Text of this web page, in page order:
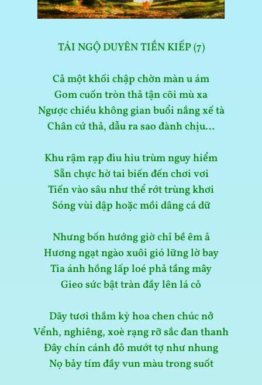
TÁI NGỘ DUYÊN TIỀN KIẾP (7)
Cả một khối chập chờn màn u ám
Gom cuốn tròn thả tận cõi mù xa
Ngược chiều không gian buổi nắng xế tà
Chân cứ thả, dẫu ra sao đành chịu…
Khu rậm rạp đìu hiu trùm nguy hiểm
Sẵn chực hờ tai biến đến chơi vơi
Tiến vào sâu như thể rớt trùng khơi
Sóng vùi dập hoặc mồi dâng cá dữ
Nhưng bốn hướng giờ chỉ bề êm ả
Hương ngạt ngào xuôi gió lững lờ bay
Tia ánh hồng lấp loé phả tầng mây
Gieo sức bật tràn đầy lên lá cỏ
Dãy tươi thắm kỳ hoa chen chúc nở
Vểnh, nghiêng, xoè rạng rỡ sắc đan thanh
Đây chín cánh đỏ mướt tợ như nhung
Nọ bảy tím đầy vun màu trong suốt